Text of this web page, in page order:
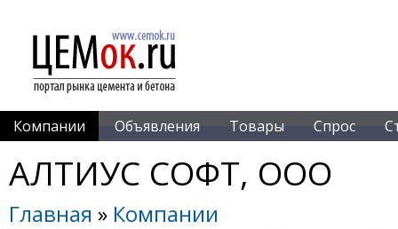
Компании Объявления Товары Спрос
АЛТИУС СОФТ, ООО
Главная » Компании